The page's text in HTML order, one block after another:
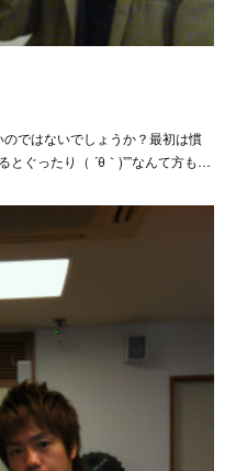
ではないでしょうか？最初は慣
とぐったり（ ´θ｀)””なんて方も…